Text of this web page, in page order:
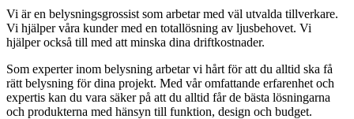
Vi är en belysningsgrossist som arbetar med väl utvalda tillverkare.
Vi hjälper våra kunder med en totallösning av ljusbehovet. Vi
hjälper också till med att minska dina driftkostnader.
Som experter inom belysning arbetar vi hårt för att du alltid ska få
rätt belysning för dina projekt. Med vår omfattande erfarenhet och
expertis kan du vara säker på att du alltid får de bästa lösningarna
och produkterna med hänsyn till funktion, design och budget.